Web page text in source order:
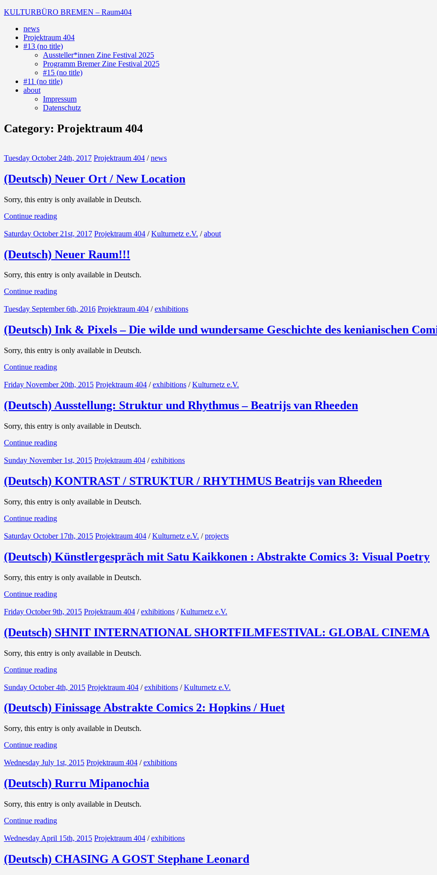
Skip
content
KULTURBÜRO BREMEN – Raum404
(Deutsch)
Galerie
news
Projektraum 404
#13 (no title)
Aussteller*innen Zine Festival 2025
Programm Bremer Zine Festival 2025
#15 (no title)
#11 (no title)
about
Impressum
Datenschutz
Category: Projektraum 404
Tuesday October 24th, 2017 Projektraum 404 /news
(Deutsch) Neuer Ort / New Location
Sorry, this entry is only available in Deutsch.
Continue reading
Saturday October 21st, 2017 Projektraum 404 /Kulturnetz e.V. /about
(Deutsch) Neuer Raum!!!
Sorry, this entry is only available in Deutsch.
Continue reading
Tuesday September 6th, 2016 Projektraum 404 /exhibitions
(Deutsch) Ink & Pixels – Die wilde und wundersame Geschichte des kenianischen
Sorry, this entry is only available in Deutsch.
Continue reading
Friday November 20th, 2015 Projektraum 404 /exhibitions /Kulturnetz e.V.
(Deutsch) Ausstellung: Struktur und Rhythmus – Beatrijs van Rheeden
Sorry, this entry is only available in Deutsch.
Continue reading
Sunday November 1st, 2015 Projektraum 404 /exhibitions
(Deutsch) KONTRAST / STRUKTUR / RHYTHMUS Beatrijs van Rheeden
Sorry, this entry is only available in Deutsch.
Continue reading
Saturday October 17th, 2015 Projektraum 404 /Kulturnetz e.V. /projects
(Deutsch) Künstlergespräch mit Satu Kaikkonen : Abstrakte Comics 3: Visual Poetry
Sorry, this entry is only available in Deutsch.
Continue reading
Friday October 9th, 2015 Projektraum 404 /exhibitions /Kulturnetz e.V.
(Deutsch) SHNIT INTERNATIONAL SHORTFILMFESTIVAL: GLOBAL CINEMA
Sorry, this entry is only available in Deutsch.
Continue reading
Sunday October 4th, 2015 Projektraum 404 /exhibitions /Kulturnetz e.V.
(Deutsch) Finissage Abstrakte Comics 2: Hopkins / Huet
Sorry, this entry is only available in Deutsch.
Continue reading
Wednesday July 1st, 2015 Projektraum 404 /exhibitions
(Deutsch) Rurru Mipanochia
Sorry, this entry is only available in Deutsch.
Continue reading
Wednesday April 15th, 2015 Projektraum 404 /exhibitions
(Deutsch) CHASING A GOST Stephane Leonard